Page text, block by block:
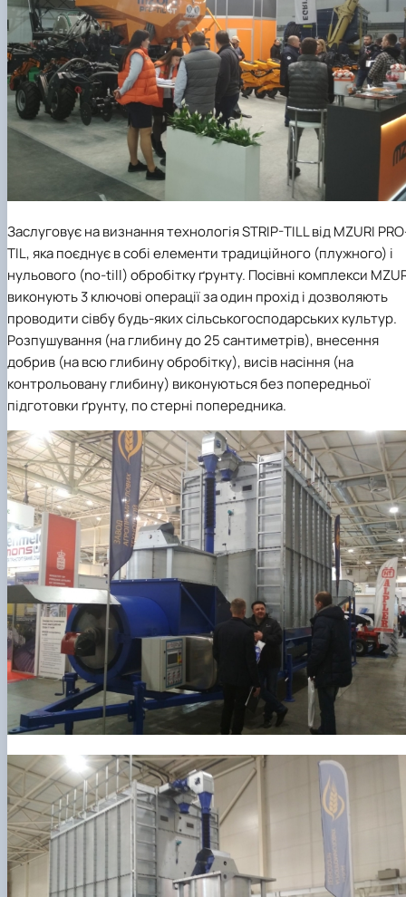
Заслуговує на визнання технологія STRIP-TILL від MZURI
TIL,яка поєднує в собі елементи традиційного (плужного) і
нульового (no-till) обробітку ґрунту. Посівні комплекси
виконують 3 ключові операції за один прохід і дозволяють
проводити сівбу будь-яких сільськогосподарських культур.
Розпушування (на глибину до 25 сантиметрів), внесення
добрив (на всю глибину обробітку), висів насіння (на
контрольовану глибину) виконуються без попередньої
підготовки ґрунту, по стерні попередника.